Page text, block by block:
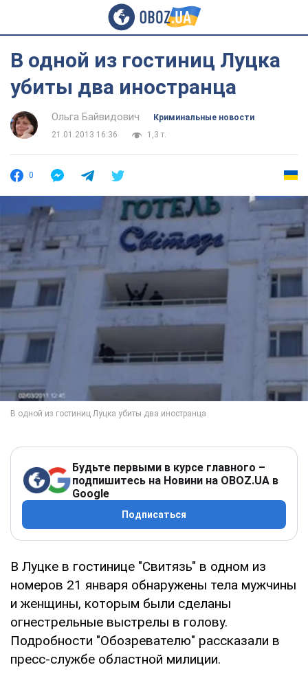
В одной из гостиниц Луцка
убиты два иностранца
Ольга Байвидович
Криминальные новости
21.01.2013 16:36
1,3 т.
0
Будьте первыми в курсе главного –
подпишитесь на Новини на OBOZ.UA в
Google
Подписаться
В Луцке в гостинице "Свитязь" в одном из
номеров 21 января обнаружены тела мужчины
и женщины, которым были сделаны
огнестрельные выстрелы в голову.
Подробности "Обозревателю" рассказали в
пресс-службе областной милиции.